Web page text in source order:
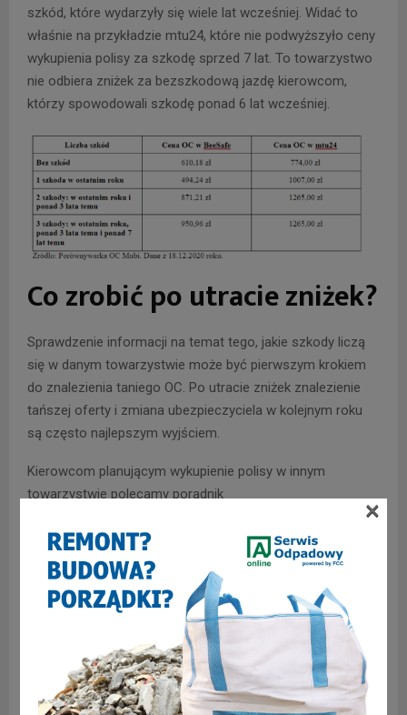
szkód, które wydarzyły się wiele lat wcześniej. Widać to
właśnie na przykładzie mtu24, które nie podwyższyło ceny
wykupienia polisy za szkodę sprzed 7 lat. To towarzystwo
nie odbiera zniżek za bezszkodową jazdę kierowcom,
którzy spowodowali szkodę ponad 6 lat wcześniej.
Co zrobić po utracie zniżek?
Sprawdzenie informacji na temat tego, jakie szkody liczą
się w danym towarzystwie może być pierwszym krokiem
do znalezienia taniego OC. Po utracie zniżek znalezienie
tańszej oferty i zmiana ubezpieczyciela w kolejnym roku
są często najlepszym wyjściem.
Kierowcom planującym wykupienie polisy w innym
towarzystwie polecamy poradnik
https://klaro.pl/ubezpieczenia-komunikacyjne/ile-kosztuje-
ubezpieczenie-samochodu/
. Na tej stronie internetowej
znajduje się też przydatny kalkulator OC.
Zdobycie istotnych informacji na temat różnych
towarzystw ubezpieczeniowych i obliczenie przewidywanej
ceny polisy w kalkulatorze pomogą dokonać dobrego
wyboru obowiązkowego ubezpieczenia OC.
×